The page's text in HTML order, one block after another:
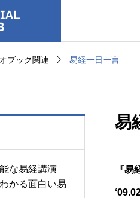
ブック関連  易経一日一言
易
『
な易経講演
かる面白い易